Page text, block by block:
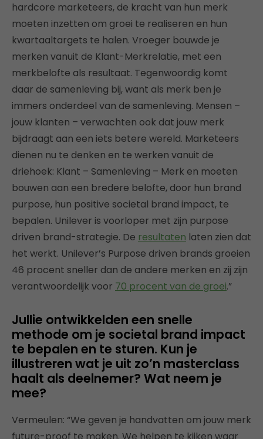
hardcore marketeers, de kracht van hun merk
moeten inzetten om groei te realiseren en hun
kwartaaltargets te halen. Vroeger bouwde je
merken vanuit de Klant-Merkrelatie, met een
merkbelofte als resultaat. Tegenwoordig komt
daar de samenleving bij, want als merk ben je
immers onderdeel van de samenleving. Mensen –
jouw klanten – verwachten ook dat jouw merk
bijdraagt aan een iets betere wereld. Marketeers
dienen nu te denken en te werken vanuit de
driehoek: Klant – Samenleving – Merk en moeten
bouwen aan een bredere belofte, door hun brand
purpose, hun positive societal brand impact, te
bepalen. Unilever is voorloper met zijn purpose
driven brand-strategie. De resultaten laten zien dat
het werkt. Unilever’s Purpose driven brands groeien
46 procent sneller dan de andere merken en zij zijn
verantwoordelijk voor 70 procent van de groei.”
Jullie ontwikkelden een snelle
methode om je societal brand impact
te bepalen en te sturen. Kun je
illustreren wat je uit zo’n masterclass
haalt als deelnemer? Wat neem je
mee?
Vermeulen: “We geven je handvatten om jouw merk